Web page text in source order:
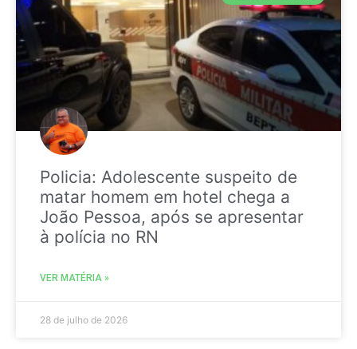
Policia: Adolescente suspeito de
matar homem em hotel chega a
João Pessoa, após se apresentar
à polícia no RN
VER MATÉRIA »
28 de julho de 2026